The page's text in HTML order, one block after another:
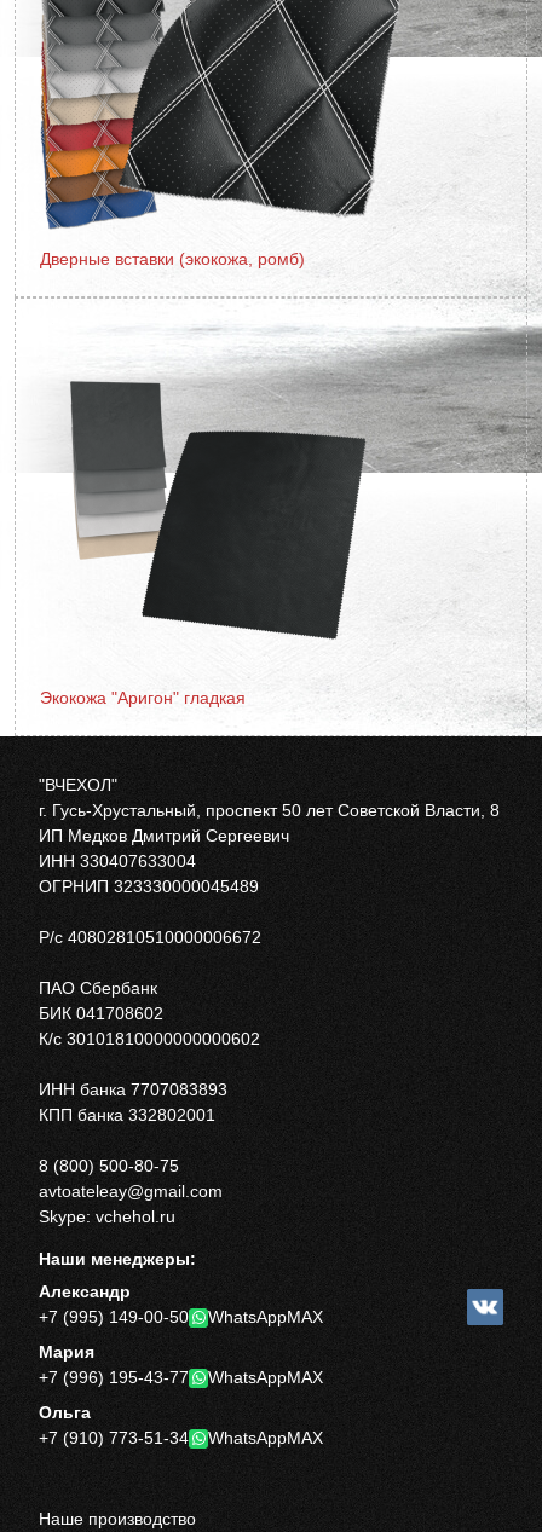
Дверные вставки (экокожа, ромб)
Экокожа "Аригон" гладкая
"ВЧЕХОЛ"
г. Гусь-Хрустальный, проспект 50 лет Советской Власти, 8
ИП Медков Дмитрий Сергеевич
ИНН 330407633004
ОГРНИП 323330000045489
Р/с 40802810510000006672
ПАО Сбербанк
БИК 041708602
К/с 30101810000000000602
ИНН банка 7707083893
КПП банка 332802001
8 (800) 500-80-75
avtoateleay@gmail.com
Skype: vchehol.ru
Наши менеджеры:
Александр
+7 (995) 149-00-50
WhatsAppMAX
Мария
+7 (996) 195-43-77
WhatsAppMAX
Ольга
+7 (910) 773-51-34
WhatsAppMAX
Наше производство